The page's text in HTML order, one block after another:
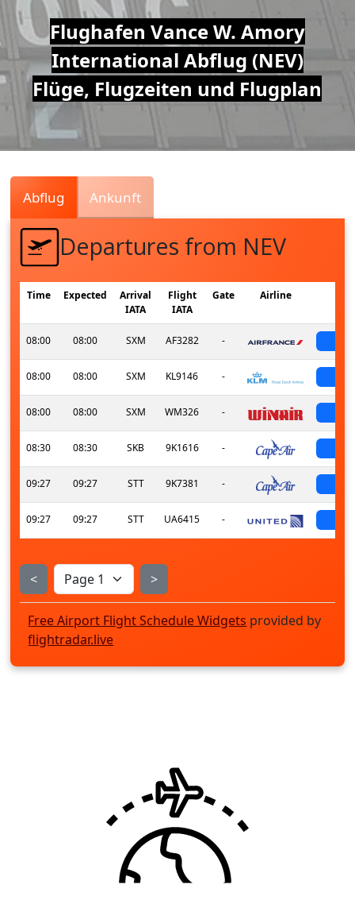
Air
Traffic
Live
Flughafen Vance W. Amory
International Abflug (NEV)
Flüge, Flugzeiten und Flugplan
Abflug Ankunft
Departures from NEV
Time Expected
Arrival
IATA
Flight
IATA
Gate Airline
08:00 08:00 SXM AF3282 -
08:00 08:00 SXM KL9146 -
08:00 08:00 SXM WM326 -
08:30 08:30 SKB 9K1616 -
09:27 09:27 STT 9K7381 -
09:27 09:27 STT UA6415 -
< >
Free Airport Flight Schedule Widgets provided by
flightradar.live